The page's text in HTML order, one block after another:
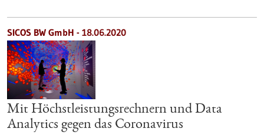
SICOS BW GmbH - 18.06.2020
Mit Höchstleistungsrechnern und Data
Analytics gegen das Coronavirus